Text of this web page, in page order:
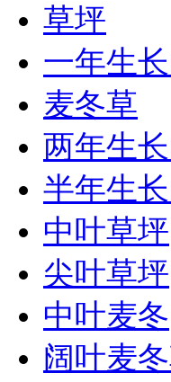
草坪
一年生
麦冬草
两年生
半年生
中叶草坪
尖叶草坪
中叶麦冬
阔叶麦